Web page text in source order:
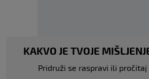
KAKVO JE TVOJE
Pridruži se raspravi ili